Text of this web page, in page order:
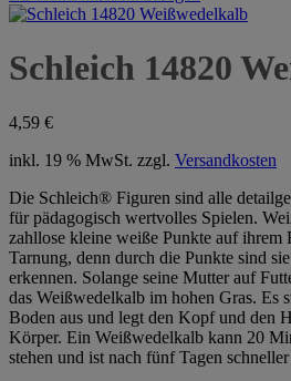
Schleich 14820
4,59 €
inkl. 19 % MwSt. zzgl. Versandkosten
Die Schleich® Figuren sind alle
für pädagogisch wertvolles Spielen.
zahllose kleine weiße Punkte auf ihrem
Tarnung, denn durch die Punkte sind
erkennen. Solange seine Mutter auf
das Weißwedelkalb im hohen Gras. Es
Boden aus und legt den Kopf und den
Körper. Ein Weißwedelkalb kann 20
stehen und ist nach fünf Tagen